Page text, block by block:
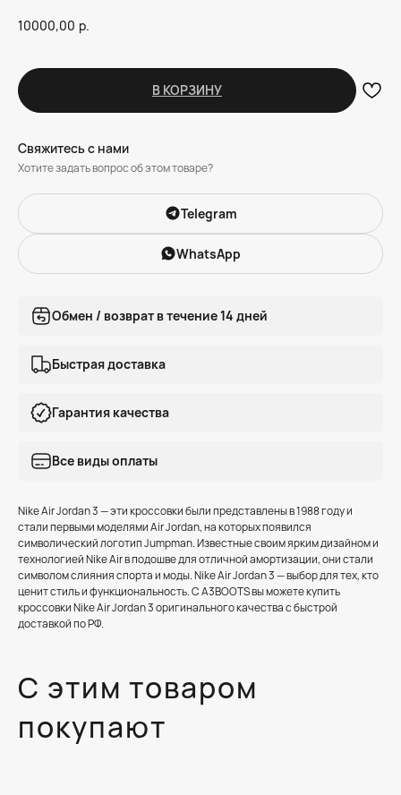
10000,00 р.
В КОРЗИНУ
Свяжитесь с нами
Хотите задать вопрос об этом товаре?
Telegram
WhatsApp
Обмен / возврат в течение 14 дней
Быстрая доставка
Гарантия качества
Все виды оплаты
Nike Air Jordan 3 — эти кроссовки были представлены в 1988 году и
стали первыми моделями Air Jordan, на которых появился
символический логотип Jumpman. Известные своим ярким дизайном и
технологией Nike Air в подошве для отличной амортизации, они стали
символом слияния спорта и моды. Nike Air Jordan 3 — выбор для тех, кто
ценит стиль и функциональность. С A3BOOTS вы можете купить
кроссовки Nike Air Jordan 3 оригинального качества с быстрой
доставкой по РФ.
С этим товаром
покупают